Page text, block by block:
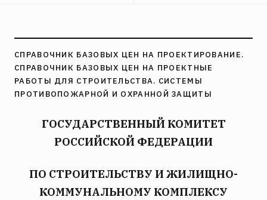
СПРАВОЧНИК БАЗОВЫХ ЦЕН НА ПРОЕКТИРОВАНИЕ.
СПРАВОЧНИК БАЗОВЫХ ЦЕН НА ПРОЕКТНЫЕ
РАБОТЫ ДЛЯ СТРОИТЕЛЬСТВА. СИСТЕМЫ
ПРОТИВОПОЖАРНОЙ И ОХРАННОЙ ЗАЩИТЫ
ГОСУДАРСТВЕННЫЙ КОМИТЕТ
РОССИЙСКОЙ ФЕДЕРАЦИИ
ПО СТРОИТЕЛЬСТВУ И ЖИЛИЩНО-
КОММУНАЛЬНОМУ КОМПЛЕКСУ